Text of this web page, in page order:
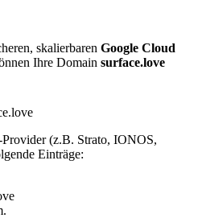
skalierbaren Google Cloud
Ihre Domain surface.love
(z.B. Strato, IONOS,
Einträge: